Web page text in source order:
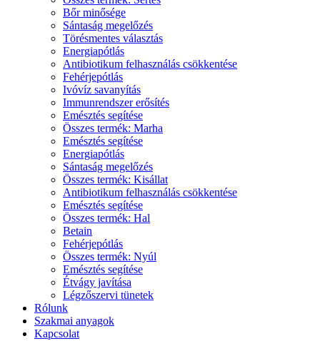
Bőr minősége
Sántaság megelőzés
Törésmentes választás
Energiapótlás
Antibiotikum felhasználás csökkentése
Fehérjepótlás
Ivóvíz savanyítás
Immunrendszer erősítés
Emésztés segítése
Összes termék: Marha
Emésztés segítése
Energiapótlás
Sántaság megelőzés
Összes termék: Kisállat
Antibiotikum felhasználás csökkentése
Emésztés segítése
Összes termék: Hal
Betain
Fehérjepótlás
Összes termék: Nyúl
Emésztés segítése
Étvágy javítása
Légzőszervi tünetek
Rólunk
Szakmai anyagok
Kapcsolat